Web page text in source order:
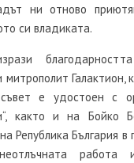
ни отново
си владиката.
митрополит
съвет е удостоен с
както и на Бойко
Република България
работа